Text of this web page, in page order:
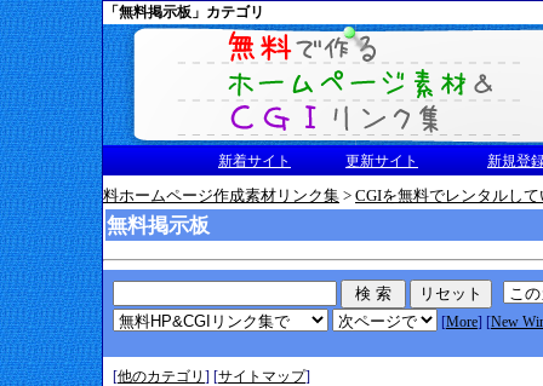
「無料掲示板」カテゴリ
新着サイト 更新サイト 新規登
料ホームページ作成素材リンク集 > CGIを無料でレンタルし
無料掲示板
[More] [New
[他のカテゴリ ] [サイトマップ]